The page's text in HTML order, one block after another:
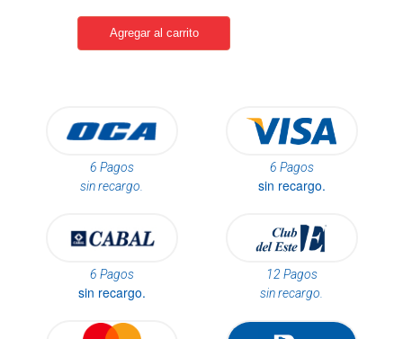
6 Pagos
sin recargo.
6 Pagos
sin recargo.
6 Pagos
sin recargo.
12 Pagos
sin recargo.